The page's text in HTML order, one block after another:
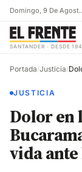
Domingo,
SANTANDER · DESDE
Portada/Justicia/
JUSTICIA
Dolor en
vida